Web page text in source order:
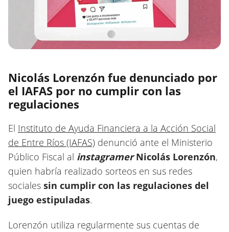
Nicolás Lorenzón fue denunciado por
el IAFAS por no cumplir con las
regulaciones
El Instituto de Ayuda Financiera a la Acción Social
de Entre Ríos (IAFAS) denunció ante el Ministerio
Público Fiscal al instagramerNicolás Lorenzón,
quien habría realizado sorteos en sus redes
sociales sin cumplir con las regulaciones del
juego estipuladas.
Lorenzón utiliza regularmente sus cuentas de